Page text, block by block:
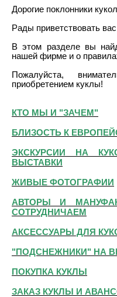
Дорогие поклонники
Рады приветствовать
В этом разделе вы
нашей фирме и о
Пожалуйста,
приобретением куклы!
КТО МЫ И "ЗАЧЕМ"
БЛИЗОСТЬ К
ЭКСКУРСИИ НА
ВЫСТАВКИ
ЖИВЫЕ ФОТОГРАФИИ
АВТОРЫ И
СОТРУДНИЧАЕМ
АКСЕССУАРЫ ДЛЯ
"ПОДСНЕЖНИКИ" НА
ПОКУПКА КУКЛЫ
ЗАКАЗ КУКЛЫ И